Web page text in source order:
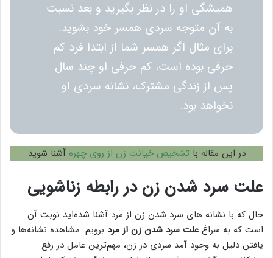
همیشگی او را در نظر بگیرید و بعد نسبت
به آن متوجه سردی همسر خود بشوید.
برای مثال اگر همسر شما از ابتدا فرد کم
حرفی بوده است، کم حرفی او چند سال
پس از زندگی مشترک، نشانه سردی او
نخواهد بود.
در این مقاله با تشخیص خیانت زن از روی چهره آشنا شوید
علت سرد شدن زن در رابطه زناشویی
حال که با نشانه های سرد شدن زن از مرد آشنا شده‌اید نوبت آن
است که به سراغ علت سرد شدن زن از مرد برویم. مشاهده نشانه‌ها و
یافتن دلیل به وجود آمد سردی در زن، مهم‌ترین عامل در رفع